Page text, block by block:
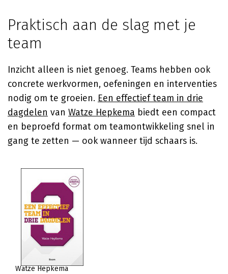
Praktisch aan de slag met je
team
Inzicht alleen is niet genoeg. Teams hebben ook
concrete werkvormen, oefeningen en interventies
nodig om te groeien. Een effectief team in drie
dagdelen van Watze Hepkema biedt een compact
en beproefd format om teamontwikkeling snel in
gang te zetten — ook wanneer tijd schaars is.
Watze Hepkema